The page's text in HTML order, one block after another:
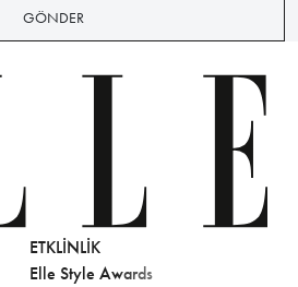
GÖNDER
ETKLINLIK
Elle Style Awards